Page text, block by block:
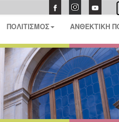
ΠΟΛΙΤΙΣΜΟΣ ΑΝΘΕΚΤΙΚΗ